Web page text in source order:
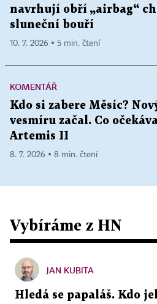
navrhují obří „airbag“
sluneční bouří
10. 7. 2026 ▪ 5 min. čtení
KOMENTÁŘ
Kdo si zabere Měsíc?
vesmíru začal. Co
Artemis II
8. 7. 2026 ▪ 8 min. čtení
Vybíráme z HN
JAN KUBITA
Hledá se papaláš. Kdo